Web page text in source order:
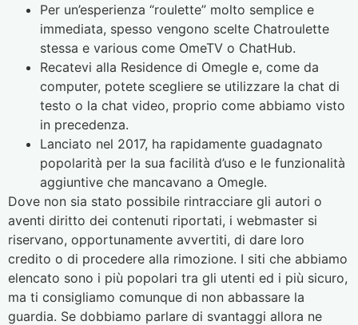
Per un’esperienza “roulette” molto semplice e
immediata, spesso vengono scelte Chatroulette
stessa e various come OmeTV o ChatHub.
Recatevi alla Residence di Omegle e, come da
computer, potete scegliere se utilizzare la chat di
testo o la chat video, proprio come abbiamo visto
in precedenza.
Lanciato nel 2017, ha rapidamente guadagnato
popolarità per la sua facilità d’uso e le funzionalità
aggiuntive che mancavano a Omegle.
Dove non sia stato possibile rintracciare gli autori o
aventi diritto dei contenuti riportati, i webmaster si
riservano, opportunamente avvertiti, di dare loro
credito o di procedere alla rimozione. I siti che abbiamo
elencato sono i più popolari tra gli utenti ed i più sicuro,
ma ti consigliamo comunque di non abbassare la
guardia. Se dobbiamo parlare di svantaggi allora ne